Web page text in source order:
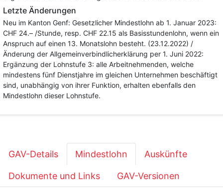
Letzte Änderungen
Neu im Kanton Genf: Gesetzlicher Mindestlohn ab 1. Januar 2023:
CHF 24.– /Stunde, resp. CHF 22.15 als Basisstundenlohn, wenn ein
Anspruch auf einen 13. Monatslohn besteht. (23.12.2022) /
Änderung der Allgemeinverbindlicherklärung per 1. Juni 2022:
Ergänzung der Lohnstufe 3: alle Arbeitnehmenden, welche
mindestens fünf Dienstjahre im gleichen Unternehmen beschäftigt
sind, unabhängig von ihrer Funktion, erhalten ebenfalls den
Mindestlohn dieser Lohnstufe.
GAV-Details Mindestlohn Auskünfte
Dokumente und Links GAV-Versionen